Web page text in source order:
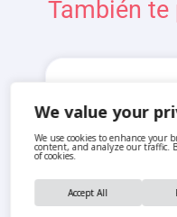
We value your
We use cookies to enhance your
content, and analyze our traffic.
of cookies.
Accept All
También te